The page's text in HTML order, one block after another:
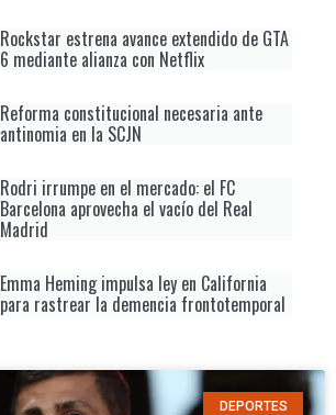
Rockstar estrena avance extendido de GTA
6 mediante alianza con Netflix
Reforma constitucional necesaria ante
antinomia en la SCJN
Rodri irrumpe en el mercado: el FC
Barcelona aprovecha el vacío del Real
Madrid
Emma Heming impulsa ley en California
para rastrear la demencia frontotemporal
DEPORTES